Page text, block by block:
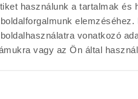
használunk a tartalmak
vonatkozó
vagy az Ön által